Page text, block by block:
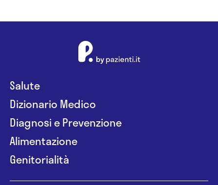
Salute
Dizionario Medico
Diagnosi e Prevenzione
Alimentazione
Genitorialità